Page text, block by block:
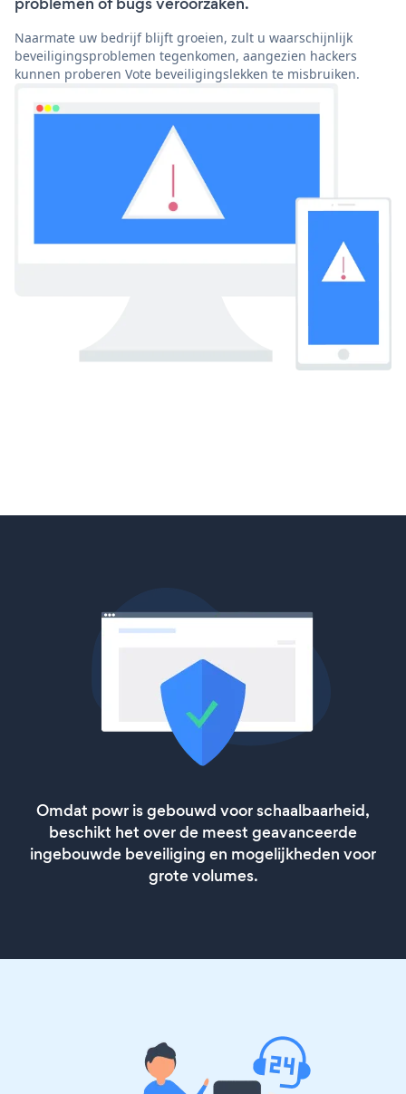
Naarmate uw bedrijf blijft groeien, zult u waarschijnlijk
beveiligingsproblemen tegenkomen, aangezien hackers
kunnen proberen Vote beveiligingslekken te misbruiken.
Omdat powr is gebouwd voor schaalbaarheid,
beschikt het over de meest geavanceerde
ingebouwde beveiliging en mogelijkheden voor
grote volumes.